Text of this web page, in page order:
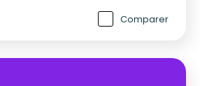
Comparer